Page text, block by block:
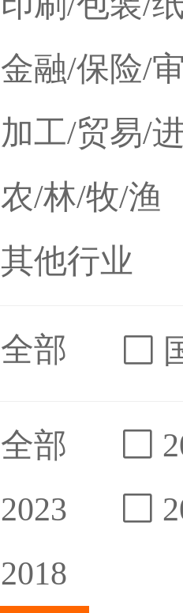
金融/保险/
加工/贸易/
农/林/牧/渔
其他行业
全部
全部
2023
2018